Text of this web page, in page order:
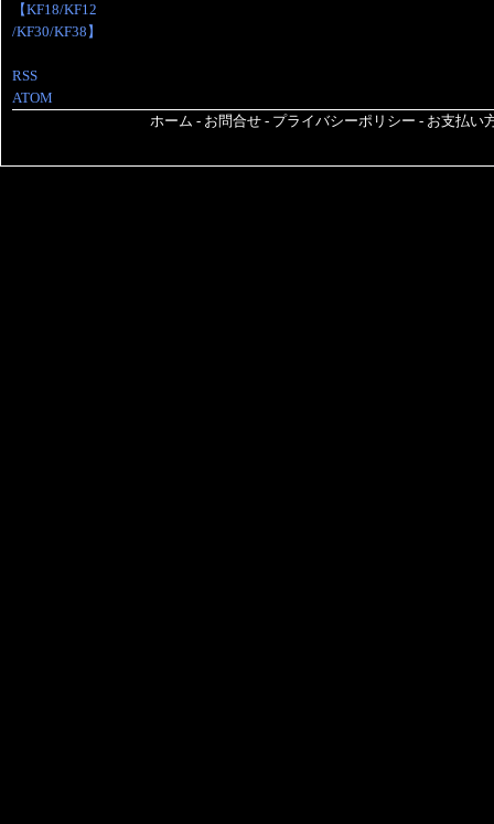
【KF18/KF12
/KF30/KF38】
RSS
ATOM
ホーム - お問合せ - プライバシーポリシー - お支払い